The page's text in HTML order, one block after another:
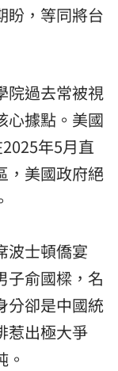
盼，等同將台
院過去常被視
心據點。美國
年5月直
，美國政府絕
波士頓僑宴
子俞國樑，名
分卻是中國統
惹出極大爭